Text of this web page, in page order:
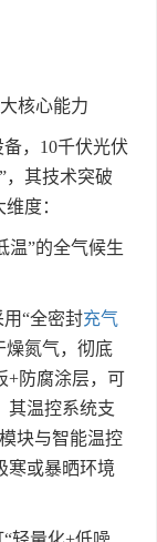
核心能力
， 10千伏光伏
”，其技术突破
度：
温”的全气候生
“全密封充气
燥氮气，彻底
+防腐涂层，可
其温控系统支
块与智能温控
寒或暴晒环境